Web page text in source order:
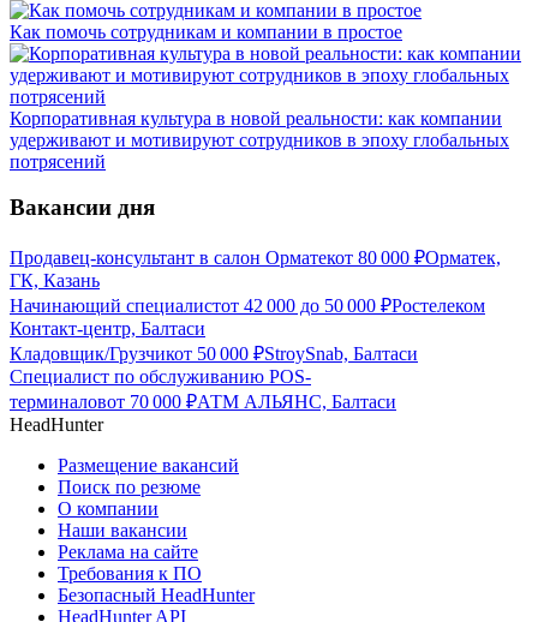
Как помочь сотрудникам и компании в простое
Корпоративная культура в новой реальности: как компании
удерживают и мотивируют сотрудников в эпоху глобальных
потрясений
Вакансии дня
Продавец-консультант в салон Орматекот 80 000 ₽Орматек,
ГК, Казань
Начинающий специалистот 42 000 до 50 000 ₽Ростелеком
Контакт-центр, Балтаси
Кладовщик/Грузчикот 50 000 ₽StroySnab, Балтаси
Специалист по обслуживанию POS-
терминаловот 70 000 ₽АТМ АЛЬЯНС, Балтаси
HeadHunter
Размещение вакансий
Поиск по резюме
О компании
Наши вакансии
Реклама на сайте
Требования к ПО
Безопасный HeadHunter
HeadHunter API